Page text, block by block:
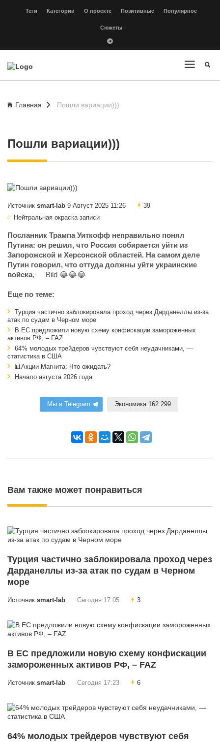
Теги Категории О проекте Позитивные Популярное
Сюжеты
Главная Пошли вариации)))
Пошли вариации)))
Источник smart-lab 9 Август 2025 11:26
39
Нейтральная окраска записи
Посланник Трампа Уиткофф неправильно понял
Путина: он решил, что Россия собирается уйти из
Запорожской и Херсонской областей. На самом деле
Путин говорил, что оттуда должны уйти украинские
войска, — Bild 😂😂😂
Еще по теме:
Турция частично заблокировала проход через Дарданеллы из-за
атак по судам в Черном море
В ЕС предложили новую схему конфискации замороженных
активов РФ, – FAZ
64% молодых трейдеров чувствуют себя неудачниками, —
статистика в США
📊Акции Магнита: Что ожидать?
Начало августа 2026 года
Мы в Telegram Экономика 162 299
Вам также может понравиться
Турция частично заблокировала проход через
Дарданеллы из-за атак по судам в Черном
море
Источник smart-lab Сегодня 17:05 3
В ЕС предложили новую схему конфискации
замороженных активов РФ, – FAZ
Источник smart-lab Сегодня 17:23 6
64% молодых трейдеров чувствуют себя